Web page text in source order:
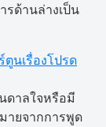
รด้านล่างเป็น
ตูนเรื่องโปรด
ดาลใจหรือมี
ายจากการพูด